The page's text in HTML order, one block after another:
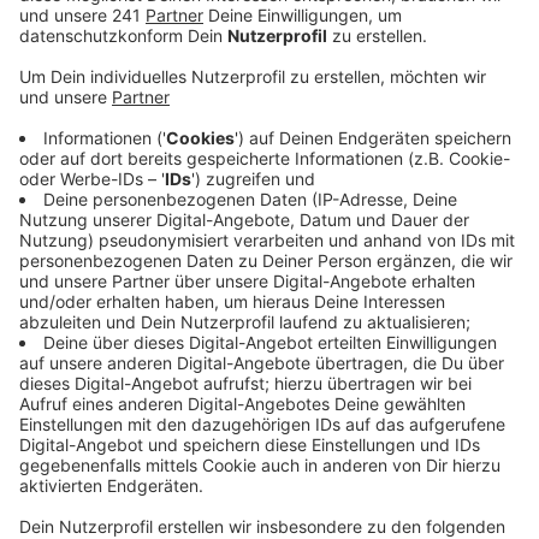
und Obdachlose im Stadtgebiet mit warmer
Kleidung, heißen Getränken und Lebensmitteln. Der
Verein berichtet, dass das Angebot auch dieses
Jahr gut genutzt wurde.
Veröffentlicht: Donnerstag, 27.03.2025 15:41
Anzeige
Spenden und Ehrenamtliche benötigt
Anzeige
Ohne Spenden läuft nichts, und der Verein ist weiterhin
auf ehrenamtliche Fahrer angewiesen, die Touren
fahren. Ab dem 1. April 2025 startet der Sommerbus,
das Pendant zum Kältebus. Bei heißen Temperaturen